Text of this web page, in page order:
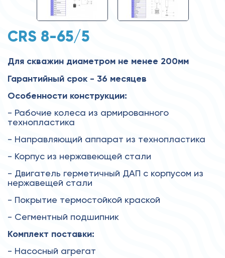
CRS 8-65/5
Для скважин диаметром не менее 200мм
Гарантийный срок - 36 месяцев
Особенности конструкции:
- Рабочие колеса из армированного
технопластика
- Направляющий аппарат из технопластика
- Корпус из нержавеющей стали
- Двигатель герметичный ДАП с корпусом из
нержавещей стали
- Покрытие термостойкой краской
- Сегментный подшипник
Комплект поставки:
- Насосный агрегат